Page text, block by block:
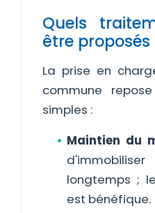
Quels
être proposés
La prise en
commune
simples :
Maintien du
longtemps ;
est bénéfique.